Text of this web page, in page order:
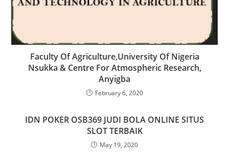
Faculty Of Agriculture,University Of Nigeria
Nsukka & Centre For Atmospheric Research,
Anyigba
February 6, 2020
IDN POKER OSB369 JUDI BOLA ONLINE SITUS
SLOT TERBAIK
May 19, 2020